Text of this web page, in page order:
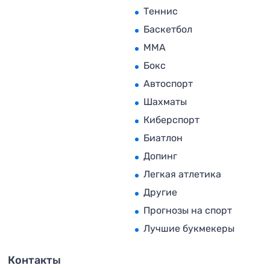
Теннис
Баскетбол
MMA
Бокс
Автоспорт
Шахматы
Киберспорт
Биатлон
Допинг
Легкая атлетика
Другие
Прогнозы на спорт
Лучшие букмекеры
Контакты